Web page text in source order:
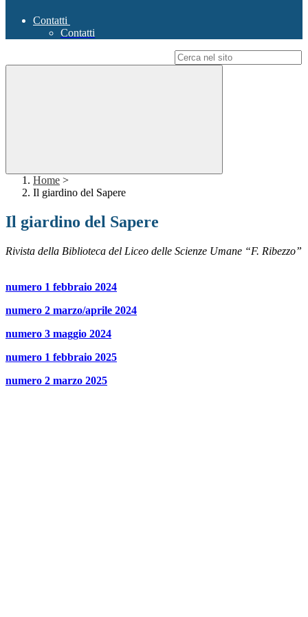
Contatti
Contatti
Home >
Il giardino del Sapere
Il giardino del Sapere
Rivista della Biblioteca del Liceo delle Scienze Umane “F. Ribezzo”
numero 1 febbraio 2024
numero 2 marzo/aprile 2024
numero 3 maggio 2024
numero 1 febbraio 2025
numero 2 marzo 2025